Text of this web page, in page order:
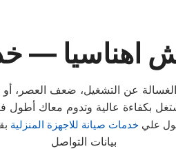
اهناسيا —
عن التشغيل، ضعف العصر، أو
علي خدمات صيانة للاجهزة المنزلية
بيانات التواصل